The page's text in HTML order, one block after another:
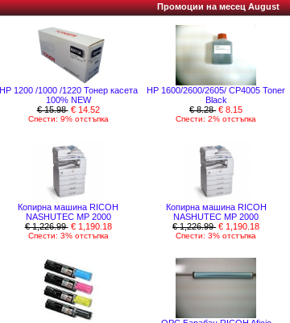
Промоции на месец August
HP 1200 /1000 /1220 Тонер касета
100% NEW
€ 15.98 € 14.52
Спести: 9% отстъпка
HP 1600/2600/2605/ CP4005 Toner
Black
€ 8.28 € 8.15
Спести: 2% отстъпка
Копирна машина RICOH
NASHUTEC MP 2000
€ 1,226.99 € 1,190.18
Спести: 3% отстъпка
Копирна машина RICOH
NASHUTEC MP 2000
€ 1,226.99 € 1,190.18
Спести: 3% отстъпка